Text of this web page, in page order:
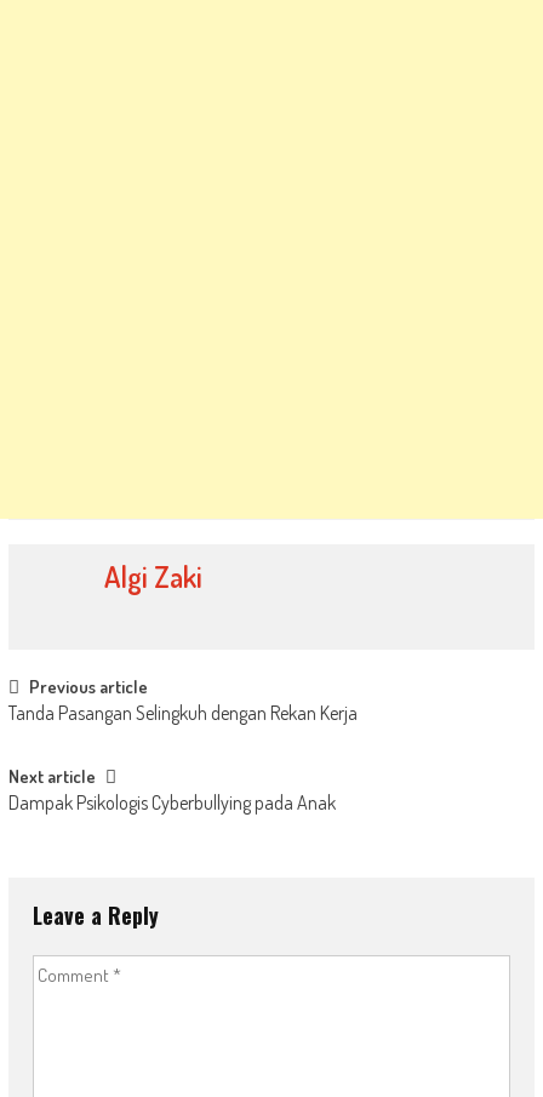
Algi Zaki
Post
navigation
Previous article
Tanda Pasangan Selingkuh dengan Rekan Kerja
Next article
Dampak Psikologis Cyberbullying pada Anak
Leave a Reply